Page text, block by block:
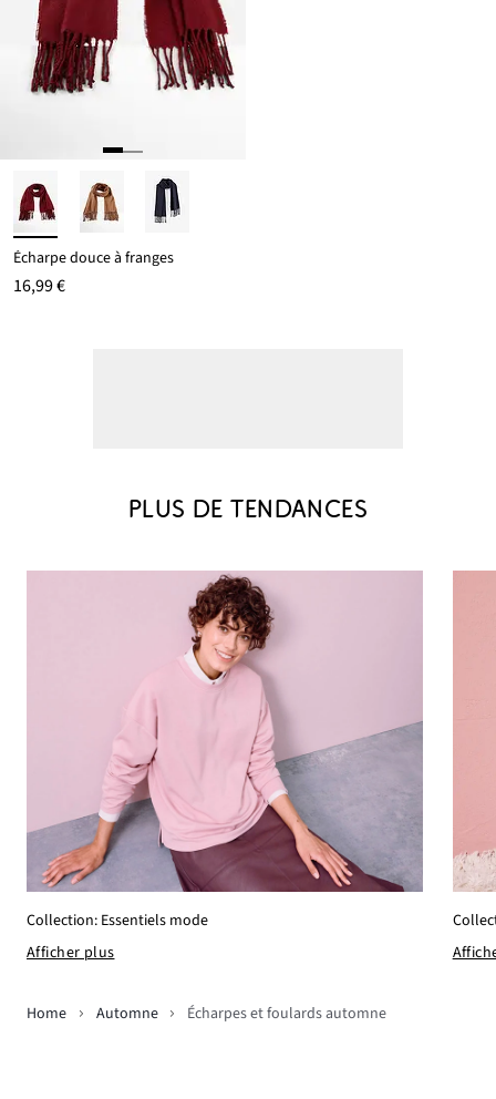
Écharpe douce à franges
16,99 €
PLUS DE TENDANCES
Collection: Essentiels mode
Afficher plus
Home Automne Écharpes et foulards automne